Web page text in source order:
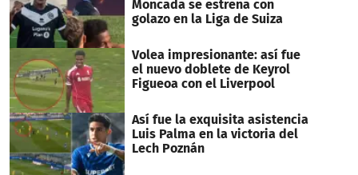
Moncada se estrena con
golazo en la Liga de Suiza
Volea impresionante: así fue
el nuevo doblete de Keyrol
Figueoa con el Liverpool
Así fue la exquisita asistencia
Luis Palma en la victoria del
Lech Poznán